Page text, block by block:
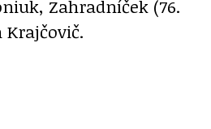
Zahradníček (76.
Krajčovič.